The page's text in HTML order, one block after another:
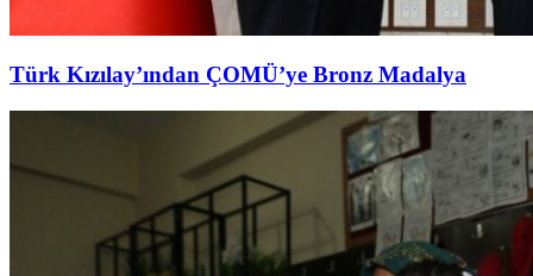
Türk Kızılay’ından ÇOMÜ’ye Bronz Madalya